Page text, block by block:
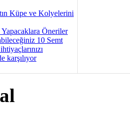
Küpe ve Kolyelerini
Öneriler
10 Semt
karşılıyor